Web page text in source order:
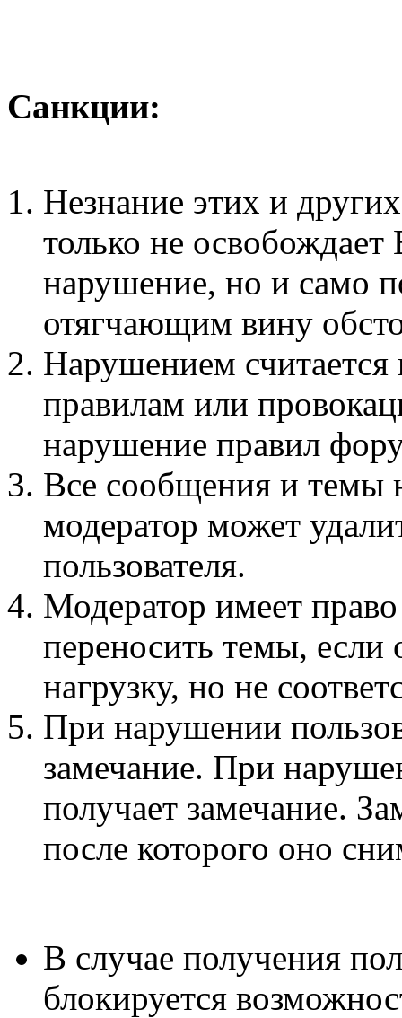
Санкции:
Незнание этих и
только не освобождает
нарушение, но и само
отягчающим вину
Нарушением считается
правилам или
нарушение правил
Все сообщения и темы
модератор может
пользователя.
Модератор имеет
переносить темы,
нагрузку, но не
При нарушении
замечание. При
получает замечание.
после которого оно
В случае получения
блокируется